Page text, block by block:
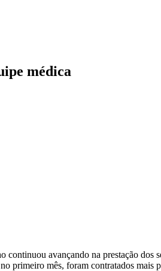
médica
avançando na prestação dos
primeiro mês, foram contratados mais